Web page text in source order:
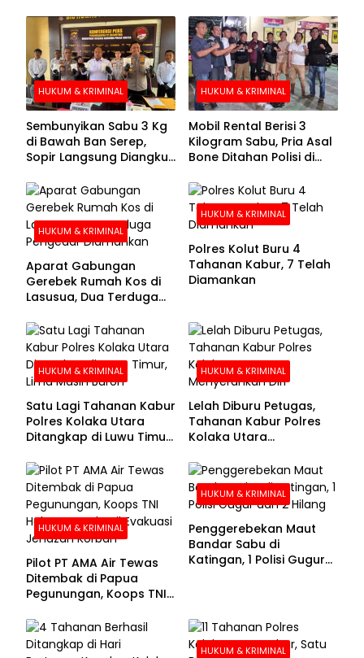
Pengejaran
HUKUM & KRIMINAL
Sembunyikan Sabu 3 Kg
di Bawah Ban Serep,
Sopir Langsung Diangkut
HUKUM & KRIMINAL
Mobil Rental Berisi 3
Kilogram Sabu, Pria Asal
Bone Ditahan Polisi di
HUKUM & KRIMINAL
Aparat Gabungan
Gerebek Rumah Kos di
Lasusua, Dua Terduga
HUKUM & KRIMINAL
Polres Kolut Buru 4
Tahanan Kabur, 7 Telah
Diamankan
HUKUM & KRIMINAL
Satu Lagi Tahanan Kabur
Polres Kolaka Utara
Ditangkap di Luwu Timur,
HUKUM & KRIMINAL
Lelah Diburu Petugas,
Tahanan Kabur Polres
Kolaka Utara
HUKUM & KRIMINAL
Pilot PT AMA Air Tewas
Ditembak di Papua
Pegunungan, Koops TNI
Evakuasi Jenazah
Korban
HUKUM & KRIMINAL
Penggerebekan Maut
Bandar Sabu di
Katingan, 1 Polisi Gugur
HUKUM & KRIMINAL